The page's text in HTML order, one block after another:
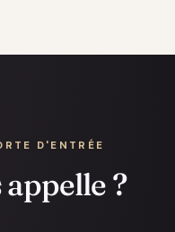
D'ENTRÉE
?